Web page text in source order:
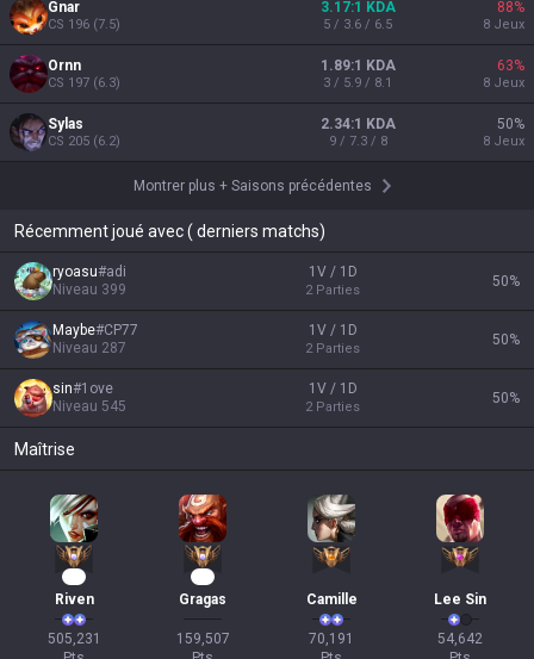
Gnar
CS 196 (7.5)
3.17:1 KDA
5 / 3.6 / 6.5
88%
8 Jeux
Ornn
CS 197 (6.3)
1.89:1 KDA
3 / 5.9 / 8.1
63%
8 Jeux
Sylas
CS 205 (6.2)
2.34:1 KDA
9 / 7.3 / 8
50%
8 Jeux
Montrer plus + Saisons précédentes
Récemment joué avec ( derniers matchs)
ryoasu#adi
Niveau 399
1V / 1D
2 Parties
50%
Maybe#CP77
Niveau 287
1V / 1D
2 Parties
50%
sin#1ove
Niveau 545
1V / 1D
2 Parties
50%
Maîtrise
Riven
505,231
Gragas
159,507
Camille
70,191
Lee Sin
54,642